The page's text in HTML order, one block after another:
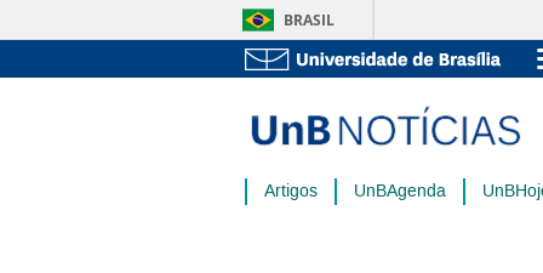
BRASIL
Artigos UnBAgenda